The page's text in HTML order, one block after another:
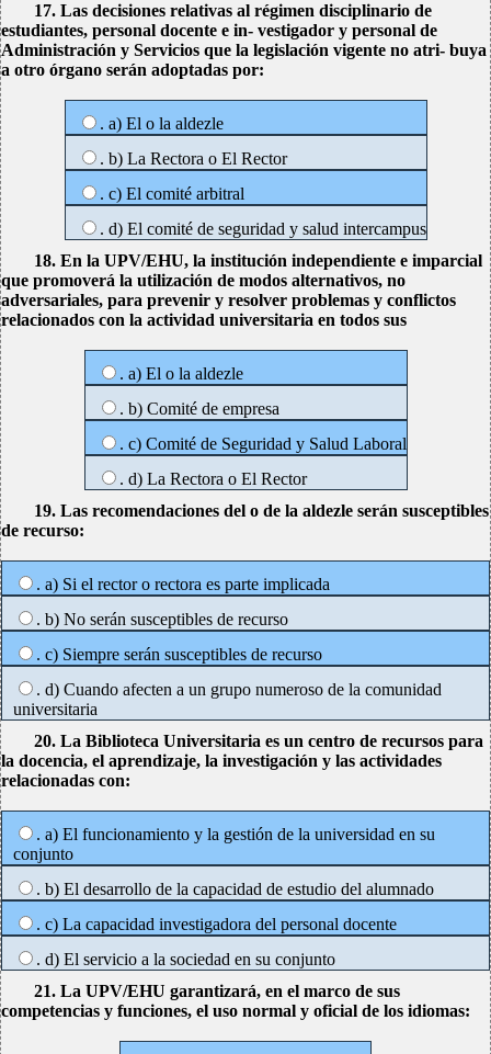
17. Las decisiones relativas al régimen disciplinario de
estudiantes, personal docente e in- vestigador y personal de
Administración y Servicios que la legislación vigente no atri- buya
a otro órgano serán adoptadas por:
. a) El o la aldezle
. b) La Rectora o El Rector
. c) El comité arbitral
. d) El comité de seguridad y salud intercampus
18. En la UPV/EHU, la institución independiente e imparcial
que promoverá la utilización de modos alternativos, no
adversariales, para prevenir y resolver problemas y conflictos
relacionados con la actividad universitaria en todos sus
. a) El o la aldezle
. b) Comité de empresa
. c) Comité de Seguridad y Salud Laboral
. d) La Rectora o El Rector
19. Las recomendaciones del o de la aldezle serán susceptibles
de recurso:
. a) Si el rector o rectora es parte implicada
. b) No serán susceptibles de recurso
. c) Siempre serán susceptibles de recurso
. d) Cuando afecten a un grupo numeroso de la comunidad
universitaria
20. La Biblioteca Universitaria es un centro de recursos para
la docencia, el aprendizaje, la investigación y las actividades
relacionadas con:
. a) El funcionamiento y la gestión de la universidad en su
conjunto
. b) El desarrollo de la capacidad de estudio del alumnado
. c) La capacidad investigadora del personal docente
. d) El servicio a la sociedad en su conjunto
21. La UPV/EHU garantizará, en el marco de sus
competencias y funciones, el uso normal y oficial de los idiomas: